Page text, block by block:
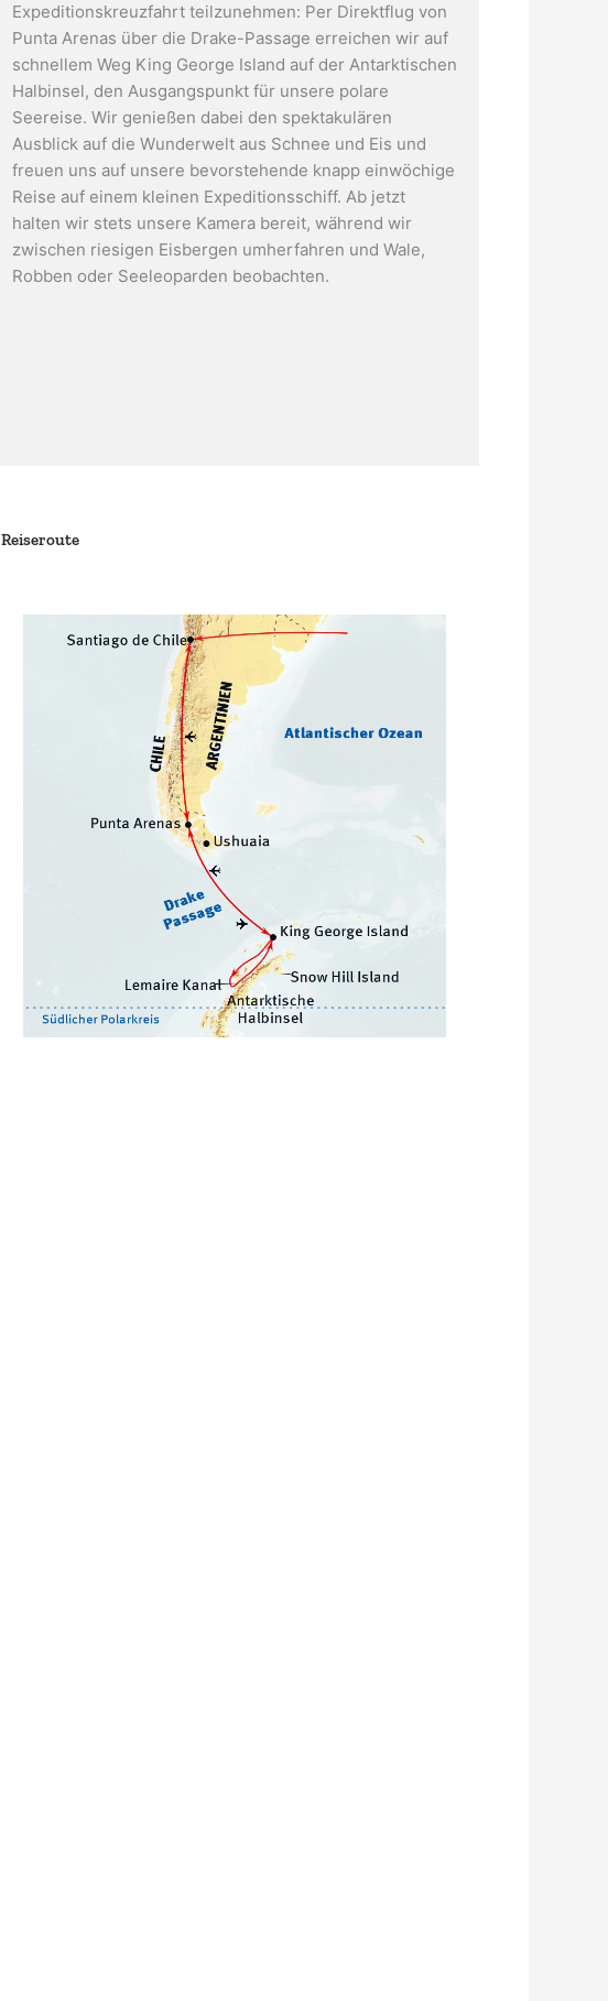
Expeditionskreuzfahrt teilzunehmen: Per Direktflug von
Punta Arenas über die Drake-Passage erreichen wir auf
schnellem Weg King George Island auf der Antarktischen
Halbinsel, den Ausgangspunkt für unsere polare
Seereise. Wir genießen dabei den spektakulären
Ausblick auf die Wunderwelt aus Schnee und Eis und
freuen uns auf unsere bevorstehende knapp einwöchige
Reise auf einem kleinen Expeditionsschiff. Ab jetzt
halten wir stets unsere Kamera bereit, während wir
zwischen riesigen Eisbergen umherfahren und Wale,
Robben oder Seeleoparden beobachten.
Reiseroute